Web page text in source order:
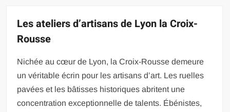
Les ateliers d’artisans de Lyon la Croix-
Rousse
Nichée au cœur de Lyon, la Croix-Rousse demeure
un véritable écrin pour les artisans d’art. Les ruelles
pavées et les bâtisses historiques abritent une
concentration exceptionnelle de talents. Ébénistes,